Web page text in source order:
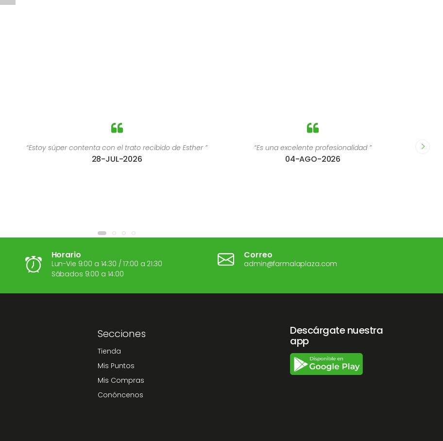
“Estoy súper contenta con el trato recibido de Esther ”
28-JUL-2026
“Es una excelente profesionalidad ”
04-AGO-2026
“Me
Horario
Lun-Vie 9:00 a 14:30 / 17:00 a 21:30
Sábados 9:00 a 14:00
Correo
admin@farmalaplaza.com
Secciones
Tienda
Mis Puntos
Mis Compras
Conóncenos
Descárgate nuestra
app